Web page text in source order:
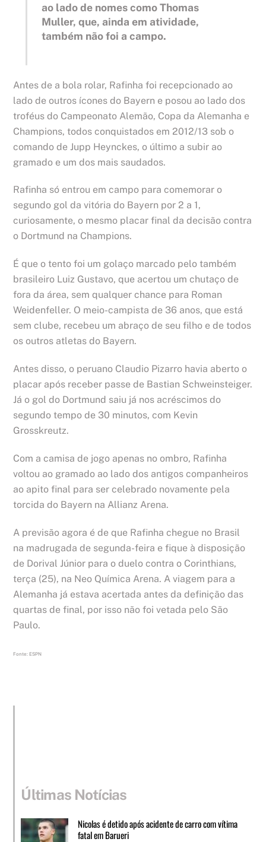
ao lado de nomes como Thomas
Muller, que, ainda em atividade,
também não foi a campo.
Antes de a bola rolar, Rafinha foi recepcionado ao
lado de outros ícones do Bayern e posou ao lado dos
troféus do Campeonato Alemão, Copa da Alemanha e
Champions, todos conquistados em 2012/13 sob o
comando de Jupp Heynckes, o último a subir ao
gramado e um dos mais saudados.
Rafinha só entrou em campo para comemorar o
segundo gol da vitória do Bayern por 2 a 1,
curiosamente, o mesmo placar final da decisão contra
o Dortmund na Champions.
É que o tento foi um golaço marcado pelo também
brasileiro Luiz Gustavo, que acertou um chutaço de
fora da área, sem qualquer chance para Roman
Weidenfeller. O meio-campista de 36 anos, que está
sem clube, recebeu um abraço de seu filho e de todos
os outros atletas do Bayern.
Antes disso, o peruano Claudio Pizarro havia aberto o
placar após receber passe de Bastian Schweinsteiger.
Já o gol do Dortmund saiu já nos acréscimos do
segundo tempo de 30 minutos, com Kevin
Grosskreutz.
Com a camisa de jogo apenas no ombro, Rafinha
voltou ao gramado ao lado dos antigos companheiros
ao apito final para ser celebrado novamente pela
torcida do Bayern na Allianz Arena.
A previsão agora é de que Rafinha chegue no Brasil
na madrugada de segunda-feira e fique à disposição
de Dorival Júnior para o duelo contra o Corinthians,
terça (25), na Neo Química Arena. A viagem para a
Alemanha já estava acertada antes da definição das
quartas de final, por isso não foi vetada pelo São
Paulo.
Fonte: ESPN
Últimas Notícias
Nicolas é detido após acidente de carro com vítima
fatal em Barueri